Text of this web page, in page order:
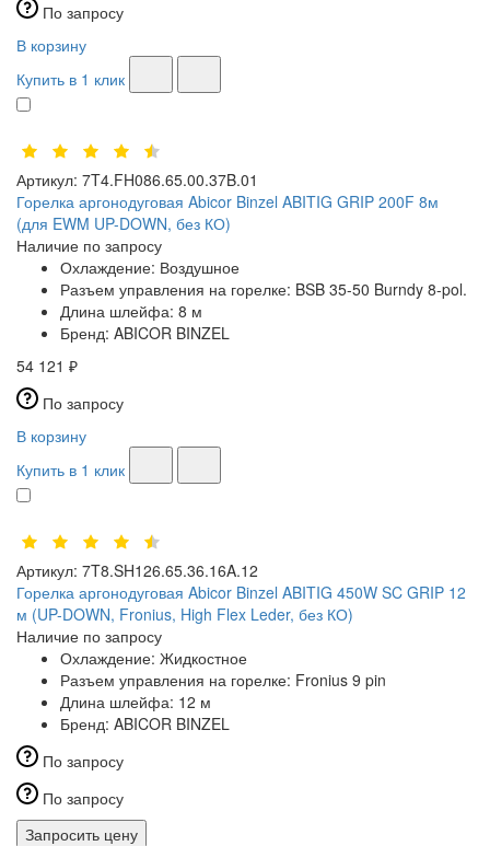
По запросу
В корзину
Купить в 1 клик
Артикул: 7T4.FH086.65.00.37B.01
Горелка аргонодуговая Abicor Binzel ABITIG GRIP 200F 8м
(для EWM UP-DOWN, без КО)
Наличие по запросу
Охлаждение: Воздушное
Разъем управления на горелке: BSB 35-50 Burndy 8-pol.
Длина шлейфа: 8 м
Бренд: ABICOR BINZEL
54 121 ₽
По запросу
В корзину
Купить в 1 клик
Артикул: 7T8.SH126.65.36.16A.12
Горелка аргонодуговая Abicor Binzel ABITIG 450W SC GRIP 12
м (UP-DOWN, Fronius, High Flex Leder, без КО)
Наличие по запросу
Охлаждение: Жидкостное
Разъем управления на горелке: Fronius 9 pin
Длина шлейфа: 12 м
Бренд: ABICOR BINZEL
По запросу
По запросу
Запросить цену